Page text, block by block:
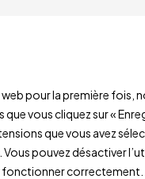
pour la première fois,
vous cliquez sur «
que vous avez
pouvez désactiver
fonctionner correctement.